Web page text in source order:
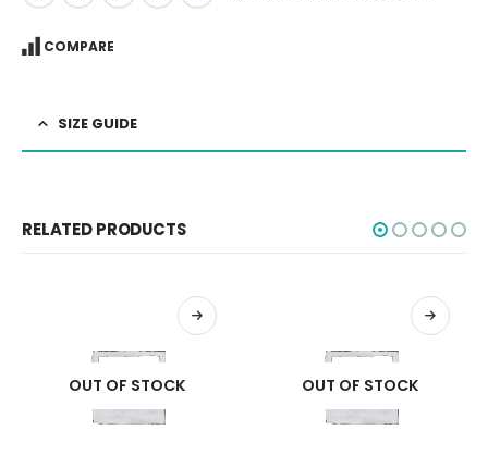
COMPARE
SIZE GUIDE
RELATED PRODUCTS
OUT OF STOCK OUT OF STOCK